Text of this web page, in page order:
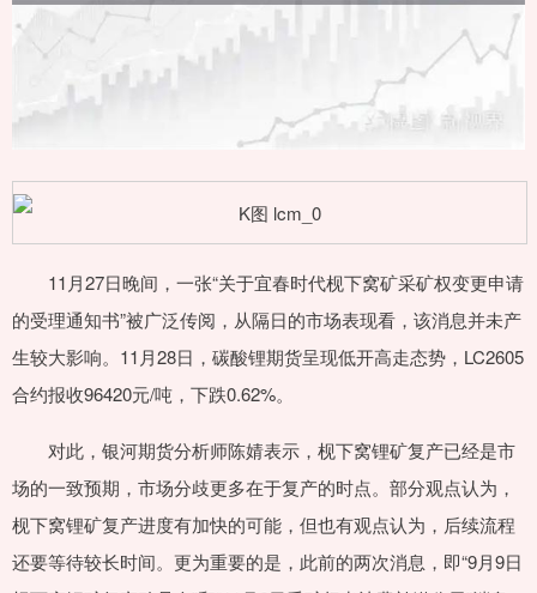
11月27日晚间，一张“关于宜春时代枧下窝矿采矿权变更申请
的受理通知书”被广泛传阅，从隔日的市场表现看，该消息并未产
生较大影响。11月28日，碳酸锂期货呈现低开高走态势，LC2605
合约报收96420元/吨，下跌0.62%。
对此，银河期货分析师陈婧表示，枧下窝锂矿复产已经是市
场的一致预期，市场分歧更多在于复产的时点。部分观点认为，
枧下窝锂矿复产进度有加快的可能，但也有观点认为，后续流程
还要等待较长时间。更为重要的是，此前的两次消息，即“9月9日